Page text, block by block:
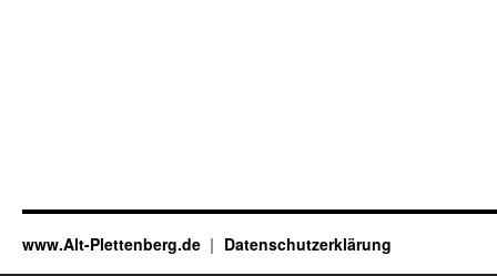
www.Alt-Plettenberg.de Datenschutzerklärung